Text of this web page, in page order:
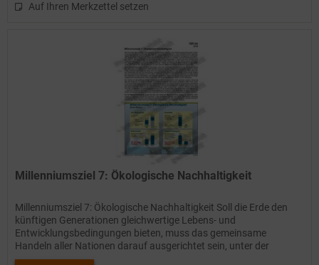
Auf Ihren Merkzettel setzen
Millenniumsziel 7: Ökologische Nachhaltigkeit
Millenniumsziel 7: Ökologische Nachhaltigkeit Soll die Erde den
künftigen Generationen gleichwertige Lebens- und
Entwicklungsbedingungen bieten, muss das gemeinsame
Handeln aller Nationen darauf ausgerichtet sein, unter der
Maxime der...